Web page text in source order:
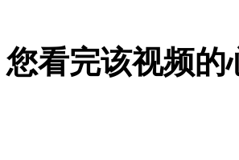
您看完该视频的